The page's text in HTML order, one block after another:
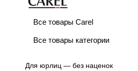
Все товары Carel
Все товары категории
Для юрлиц — без наценок